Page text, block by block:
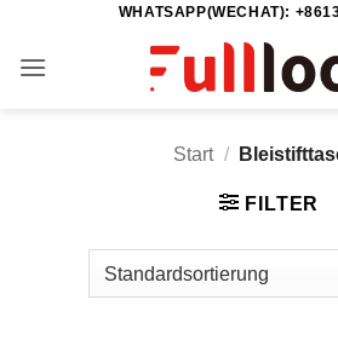
springen
WHATSAPP(WECHAT):
Start /
FILTER